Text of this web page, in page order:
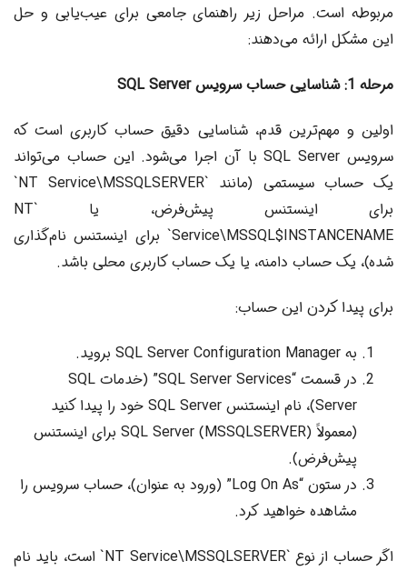
مربوطه است. مراحل زیر راهنمای جامعی برای عیب‌یابی و حل
این مشکل ارائه می‌دهند:
مرحله 1: شناسایی حساب سرویس SQL Server
اولین و مهم‌ترین قدم، شناسایی دقیق حساب کاربری است که
سرویس SQL Server با آن اجرا می‌شود. این حساب می‌تواند
یک حساب سیستمی (مانند `NT Service\MSSQLSERVER`
برای اینستنس پیش‌فرض، یا `NT
Service\MSSQL$INSTANCENAME` برای اینستنس نام‌گذاری
شده)، یک حساب دامنه، یا یک حساب کاربری محلی باشد.
برای پیدا کردن این حساب:
به SQL Server Configuration Manager بروید.
در قسمت “SQL Server Services” (خدمات SQL
Server)، نام اینستنس SQL Server خود را پیدا کنید
(معمولاً SQL Server (MSSQLSERVER) برای اینستنس
پیش‌فرض).
در ستون “Log On As” (ورود به عنوان)، حساب سرویس را
مشاهده خواهید کرد.
اگر حساب از نوع `NT Service\MSSQLSERVER` است، باید نام